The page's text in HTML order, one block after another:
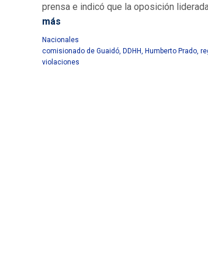
prensa e indicó que la oposición liderada
más
Nacionales
comisionado de Guaidó DDHH Humberto Prado
violaciones